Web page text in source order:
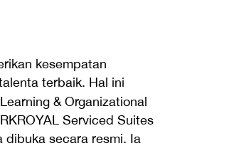
kesempatan
terbaik. Hal ini
& Organizational
Serviced Suites
dibuka secara resmi. Ia